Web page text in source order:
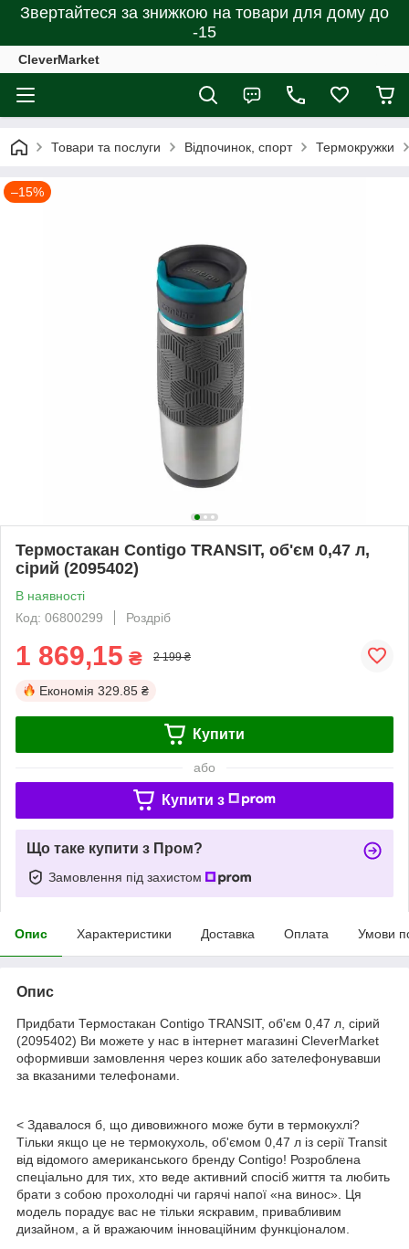
Звертайтеся за знижкою на товари для дому до
-15
CleverMarket
Товари та послуги Відпочинок, спорт Термокружки
–15%
Термостакан Contigo TRANSIT, об'єм 0,47 л,
сірий (2095402)
В наявності
Код: 06800299
Роздріб
1 869,15 ₴ 2 199 ₴
Економія 329.85 ₴
Купити
або
Купити з
Що таке купити з Пром?
Замовлення під захистом
Опис Характеристики Доставка Оплата Умови
Опис
Придбати Термостакан Contigo TRANSIT, об'єм 0,47 л, сірий
(2095402) Ви можете у нас в інтернет магазині CleverMarket
оформивши замовлення через кошик або зателефонувавши
за вказаними телефонами.
< Здавалося б, що дивовижного може бути в термокухлі?
Тільки якщо це не термокухоль, об'ємом 0,47 л із серії Transit
від відомого американського бренду Contigo! Розроблена
спеціально для тих, хто веде активний спосіб життя та любить
брати з собою прохолодні чи гарячі напої «на винос». Ця
модель порадує вас не тільки яскравим, привабливим
дизайном, а й вражаючим інноваційним функціоналом.